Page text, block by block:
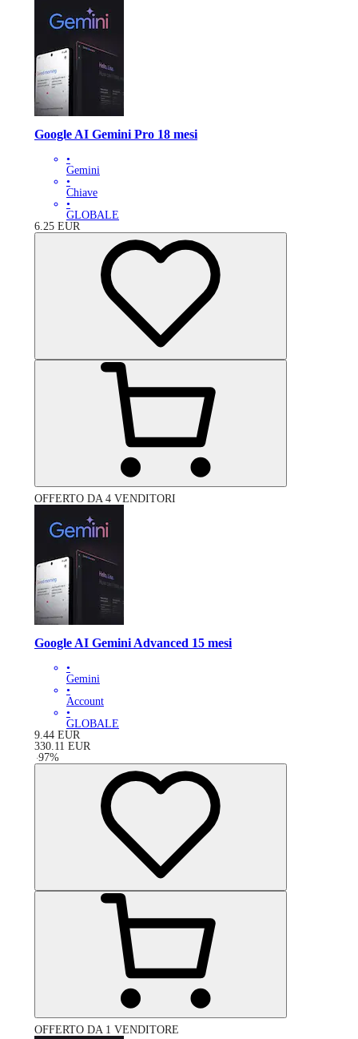
Google AI Gemini Pro 18 mesi
•
Gemini
•
Chiave
•
GLOBALE
6.25 EUR
OFFERTO DA 4 VENDITORI
Google AI Gemini Advanced 15 mesi
•
Gemini
•
Account
•
GLOBALE
9.44 EUR
330.11 EUR
-97%
OFFERTO DA 1 VENDITORE